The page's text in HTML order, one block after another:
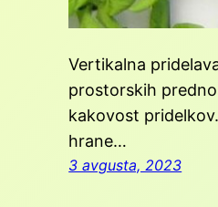
Vertikalna
prostorskih
kakovost
hrane…
3 avgusta, 2023